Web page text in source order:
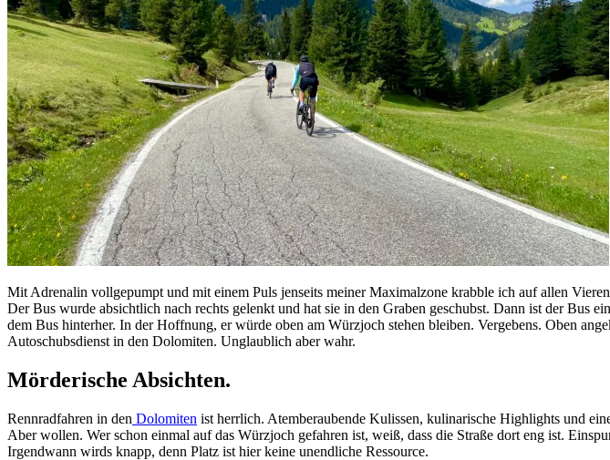
Mit Adrenalin vollgepumpt und mit einem Puls jenseits meiner Maximalzone krabble ich auf allen
Der Bus wurde absichtlich nach rechts gelenkt und hat sie in den Graben geschubst. Dann ist der Bus
dem Bus hinterher. In der Hoffnung, er würde oben am Würzjoch stehen bleiben. Vergebens. Oben
Autoschubsdienst in den Dolomiten. Unglaublich aber wahr.
Mörderische Absichten.
Rennradfahren in den Dolomiten ist herrlich. Atemberaubende Kulissen, kulinarische Highlights und
Aber wollen. Wer schon einmal auf das Würzjoch gefahren ist, weiß, dass die Straße dort eng ist.
Irgendwann wirds knapp, denn Platz ist hier keine unendliche Ressource.